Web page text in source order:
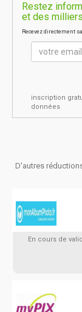
Restez
et des
Recevez directement
inscription
données
D'autres
En cours de